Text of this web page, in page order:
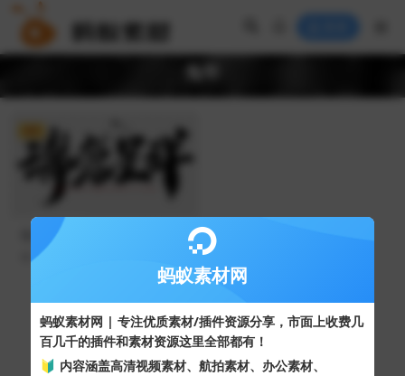
兔年
兔年艺术字体瑞兔呈祥-08IZE
264
Copyright © 2024 蚂蚁素材网
- 版权所有 All rights reserved.
粤ICP备19095528号
XML网站地图HTML网站地图百度地图
SQL：41|Pages：0.62235s
蚂蚁素材网
蚂蚁素材网 | 专注优质素材/插件资源分享，市面上收费几
百几千的插件和素材资源这里全部都有！
🔰 内容涵盖高清视频素材、航拍素材、办公素材、